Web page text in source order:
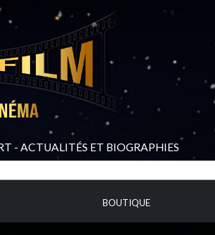
- ACTUALITÉS ET BIOGRAPHIES
BOUTIQUE